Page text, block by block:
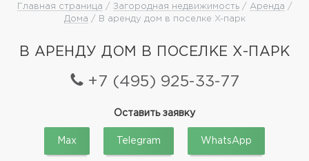
Главная страница / Загородная недвижимость/ Аренда /
Дома / В аренду дом в поселке X-парк
В АРЕНДУ ДОМ В ПОСЕЛКЕ X-ПАРК
+7 (495) 925-33-77
Оставить заявку
Max Telegram WhatsApp